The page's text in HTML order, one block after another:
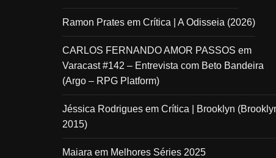
Ramon Prates em Crítica | A Odisseia (2026)
CARLOS FERNANDO AMOR PASSOS em
Varacast #142 – Entrevista com Beto Bandeira
(Argo – RPG Platform)
Jéssica Rodrigues em Crítica | Brooklyn
2015)
Maiara em Melhores Séries 2025